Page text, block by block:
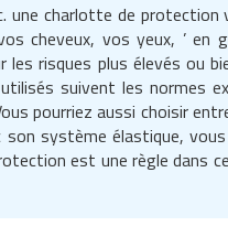
une charlotte de protection
cheveux, vos yeux, ’ en
risques plus élevés ou
suivent les normes
pourriez aussi choisir
système élastique, vous
est une règle dans